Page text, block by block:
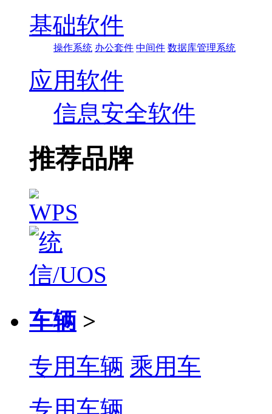
基础软件
操作系统 办公套件 中间件 数据库管理系统
应用软件
信息安全软件
推荐品牌
车辆 >
专用车辆 乘用车
专用车辆